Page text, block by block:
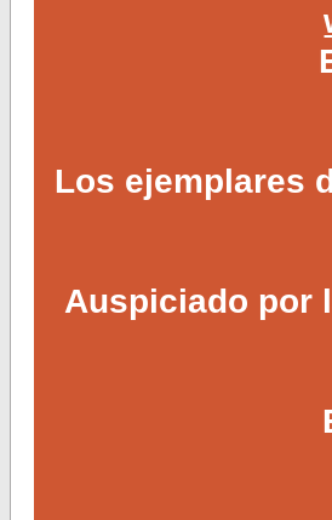
Los ejemplares
Auspiciado por